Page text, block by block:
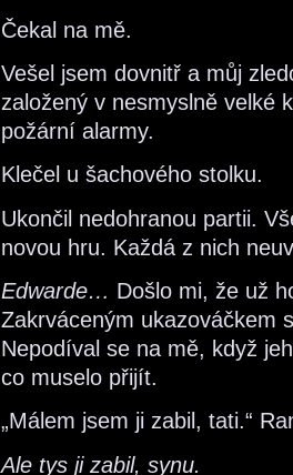
Čekal na mě.
Vešel jsem dovnitř a můj
založený v nesmyslně velké
požární alarmy.
Klečel u šachového stolku.
Ukončil nedohranou partii.
novou hru. Každá z nich
Edwarde… Došlo mi, že už
Zakrváceným ukazováčkem
Nepodíval se na mě, když
co muselo přijít.
„Málem jsem ji zabil, tati.“
Ale tys ji zabil, synu.